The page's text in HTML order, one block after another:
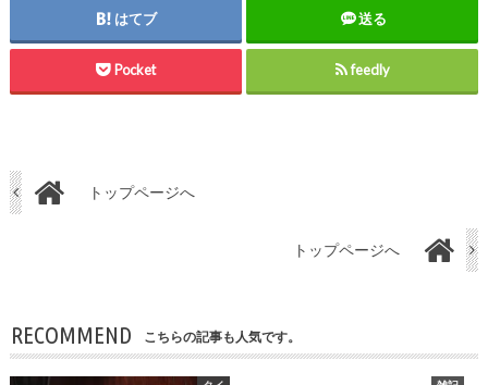
はてブ 送る
Pocket feedly
トップページへ
トップページへ
RECOMMEND こちらの記事も人気です。